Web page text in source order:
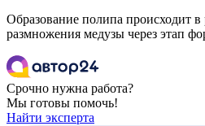
Образование полипа происходит в
размножения медузы через этап
Срочно нужна работа?
Мы готовы помочь!
Найти эксперта